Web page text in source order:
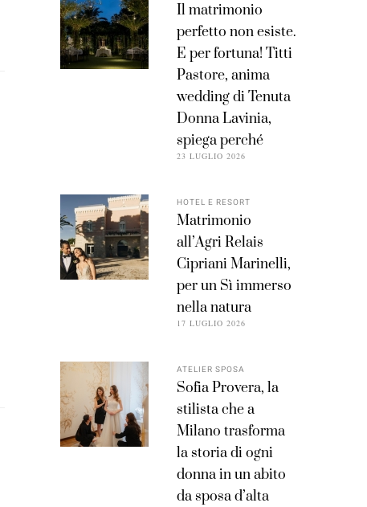
Il matrimonio
perfetto non esiste.
E per fortuna! Titti
Pastore, anima
wedding di Tenuta
Donna Lavinia,
spiega perché
23 LUGLIO 2026
HOTEL E RESORT
Matrimonio
all’Agri Relais
Cipriani Marinelli,
per un Sì immerso
nella natura
17 LUGLIO 2026
ATELIER SPOSA
Sofia Provera, la
stilista che a
Milano trasforma
la storia di ogni
donna in un abito
da sposa d’alta